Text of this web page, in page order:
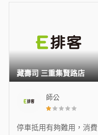
師公
停車抵用有夠難用，消費
藏壽司 三重集賢路店